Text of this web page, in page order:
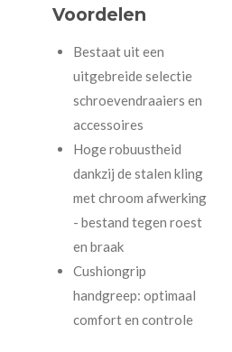
Voordelen
Bestaat uit een
uitgebreide selectie
schroevendraaiers en
accessoires
Hoge robuustheid
dankzij de stalen kling
met chroom afwerking
- bestand tegen roest
en braak
Cushiongrip
handgreep: optimaal
comfort en controle